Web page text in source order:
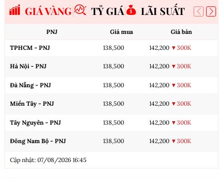
GIÁ VÀNG TỶ GIÁ LÃI SUẤT
PNJ Giá mua Giá bán
TPHCM - PNJ 138,500 142,200 ▼300K
Hà Nội - PNJ 138,500 142,200 ▼300K
Đà Nẵng - PNJ 138,500 142,200 ▼300K
Miền Tây - PNJ 138,500 142,200 ▼300K
Tây Nguyên - PNJ 138,500 142,200 ▼300K
Đông Nam Bộ - PNJ 138,500 142,200 ▼300K
Cập nhật: 07/08/2026 16:45